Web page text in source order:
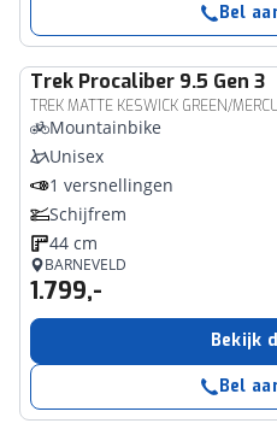
Bel
Trek Procaliber 9.5 Gen 3
TREK MATTE KESWICK GREEN/
Mountainbike
Unisex
1 versnellingen
Schijfrem
44 cm
BARNEVELD
1.799,-
Bekijk
Bel